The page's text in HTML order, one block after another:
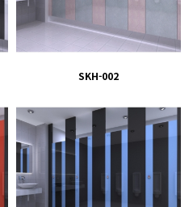
SKH-002